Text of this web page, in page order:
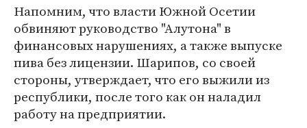
Напомним, что власти Южной Осетии
обвиняют руководство "Алутона" в
финансовых нарушениях, а также выпуске
пива без лицензии. Шарипов, со своей
стороны, утверждает, что его выжили из
республики, после того как он наладил
работу на предприятии.